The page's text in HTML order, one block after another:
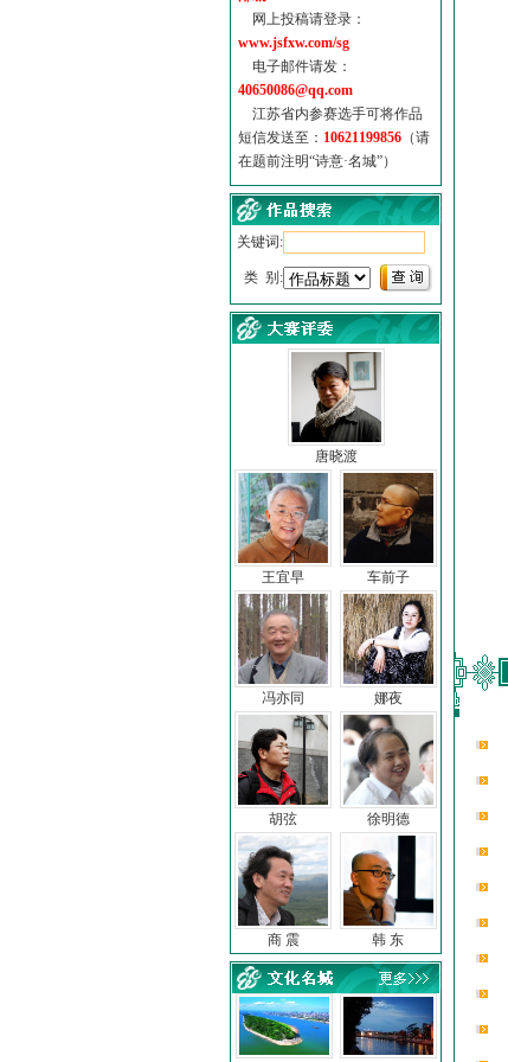
网上投稿请登录：
www.jsfxw.com/sg
电子邮件请发：
40650086@qq.com
江苏省内参赛选手可将作品
短信发送至： 10621199856 （请
在题前注明“诗意·名城”）
关键词:
类 别:
唐晓渡
王宜早 车前子
冯亦同 娜夜
胡弦 徐明德
商 震 韩 东